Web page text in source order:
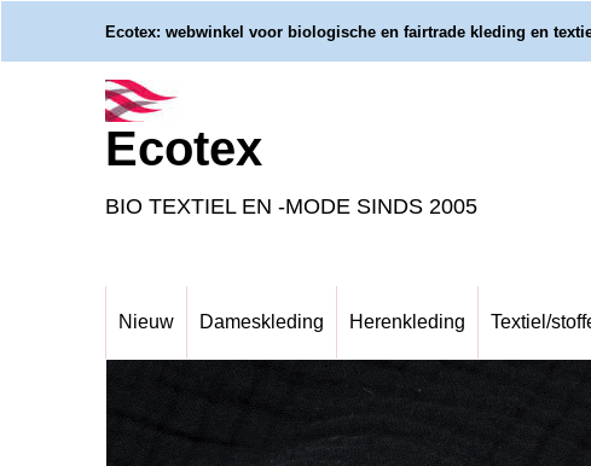
Ecotex: webwinkel voor biologische en fairtrade kleding en
Ecotex
BIO TEXTIEL EN -MODE SINDS 2005
Nieuw Dameskleding Herenkleding Textiel/